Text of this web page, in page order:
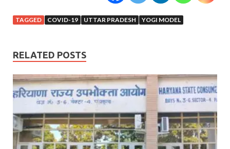
TAGGED COVID-19 UTTAR PRADESH YOGI MODEL
RELATED POSTS